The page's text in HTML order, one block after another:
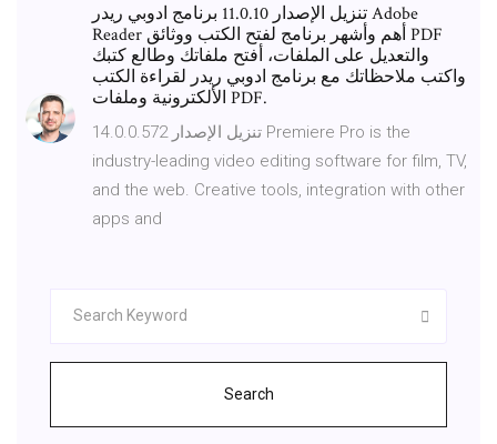
تنزيل الإصدار 11.0.10 برنامج ادوبي ريدر Adobe
Reader أهم وأشهر برنامج لفتح الكتب ووثائق PDF
والتعديل على الملفات، أفتح ملفاتك وطالع كتبك
واكتب ملاحظاتك مع برنامج ادوبي ريدر لقراءة الكتب
الألكترونية وملفات PDF.
تنزيل الإصدار 14.0.0.572 Premiere Pro is the
industry-leading video editing software for film, TV,
and the web. Creative tools, integration with other
apps and
Search